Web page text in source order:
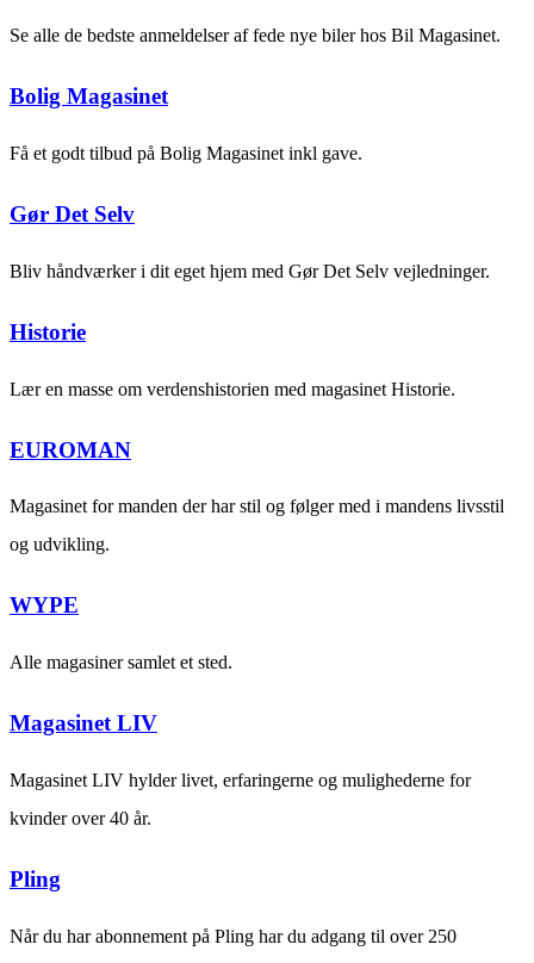
Se alle de bedste anmeldelser af fede nye biler hos Bil Magasinet.
Bolig Magasinet
Få et godt tilbud på Bolig Magasinet inkl gave.
Gør Det Selv
Bliv håndværker i dit eget hjem med Gør Det Selv vejledninger.
Historie
Lær en masse om verdenshistorien med magasinet Historie.
EUROMAN
Magasinet for manden der har stil og følger med i mandens livsstil
og udvikling.
WYPE
Alle magasiner samlet et sted.
Magasinet LIV
Magasinet LIV hylder livet, erfaringerne og mulighederne for
kvinder over 40 år.
Pling
Når du har abonnement på Pling har du adgang til over 250